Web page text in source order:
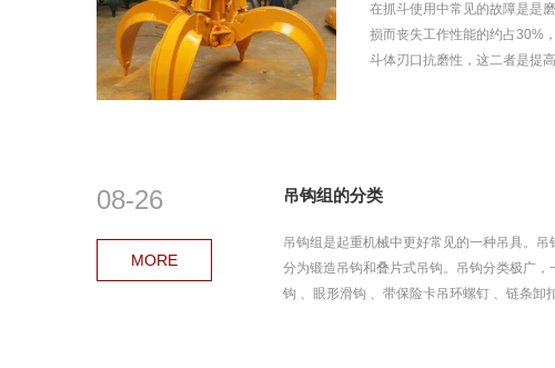
在抓斗使用中常见的故障是是
损而丧失工作性能的约占30%
斗体刃口抗磨性，这二者是提
吊钩组的分类
吊钩组是起重机械中更好常见的一种吊具。
分为锻造吊钩和叠片式吊钩。吊钩分类极广
钩 、眼形滑钩 、带保险卡吊环螺钉 、链条卸
08-26
MORE